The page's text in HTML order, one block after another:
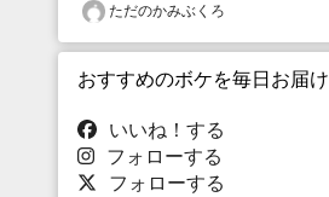
ただのかみぶくろ
おすすめのボケを毎日お届け
いいね！する
フォローする
フォローする